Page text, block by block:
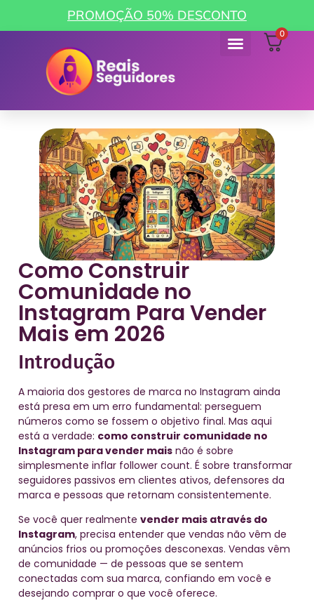
PROMOÇÃO 50% DESCONTO
0
Como Construir
Comunidade no
Instagram Para Vender
Mais em 2026
Introdução
A maioria dos gestores de marca no Instagram ainda
está presa em um erro fundamental: perseguem
números como se fossem o objetivo final. Mas aqui
está a verdade: como construir comunidade no
Instagram para vender mais não é sobre
simplesmente inflar follower count. É sobre transformar
seguidores passivos em clientes ativos, defensores da
marca e pessoas que retornam consistentemente.
Se você quer realmente vender mais através do
Instagram, precisa entender que vendas não vêm de
anúncios frios ou promoções desconexas. Vendas vêm
de comunidade — de pessoas que se sentem
conectadas com sua marca, confiando em você e
desejando comprar o que você oferece.